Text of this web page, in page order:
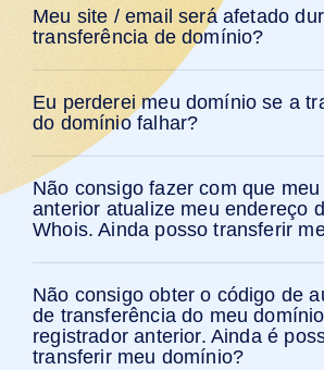
Meu site / email será afetado
transferência de domínio?
Eu perderei meu domínio se a
do domínio falhar?
Não consigo fazer com que
anterior atualize meu endereço
Whois. Ainda posso transferir
Não consigo obter o código de
de transferência do meu
registrador anterior. Ainda é
transferir meu domínio?